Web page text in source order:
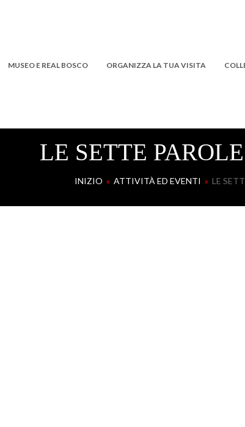
MUSEO E REAL BOSCO ORGANIZZA LA TUA VISITA
LE SETTE
INIZIO » ATTIVITÀ ED EVENTI » LE